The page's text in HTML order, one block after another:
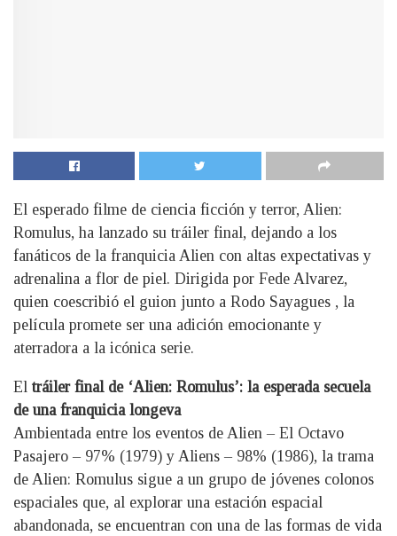
El esperado filme de ciencia ficción y terror, Alien:
Romulus, ha lanzado su tráiler final, dejando a los
fanáticos de la franquicia Alien con altas expectativas y
adrenalina a flor de piel. Dirigida por Fede Alvarez,
quien coescribió el guion junto a Rodo Sayagues , la
película promete ser una adición emocionante y
aterradora a la icónica serie.
El tráiler final de ‘Alien: Romulus’: la esperada secuela
de una franquicia longeva
Ambientada entre los eventos de Alien – El Octavo
Pasajero – 97% (1979) y Aliens – 98% (1986), la trama
de Alien: Romulus sigue a un grupo de jóvenes colonos
espaciales que, al explorar una estación espacial
abandonada, se encuentran con una de las formas de vida